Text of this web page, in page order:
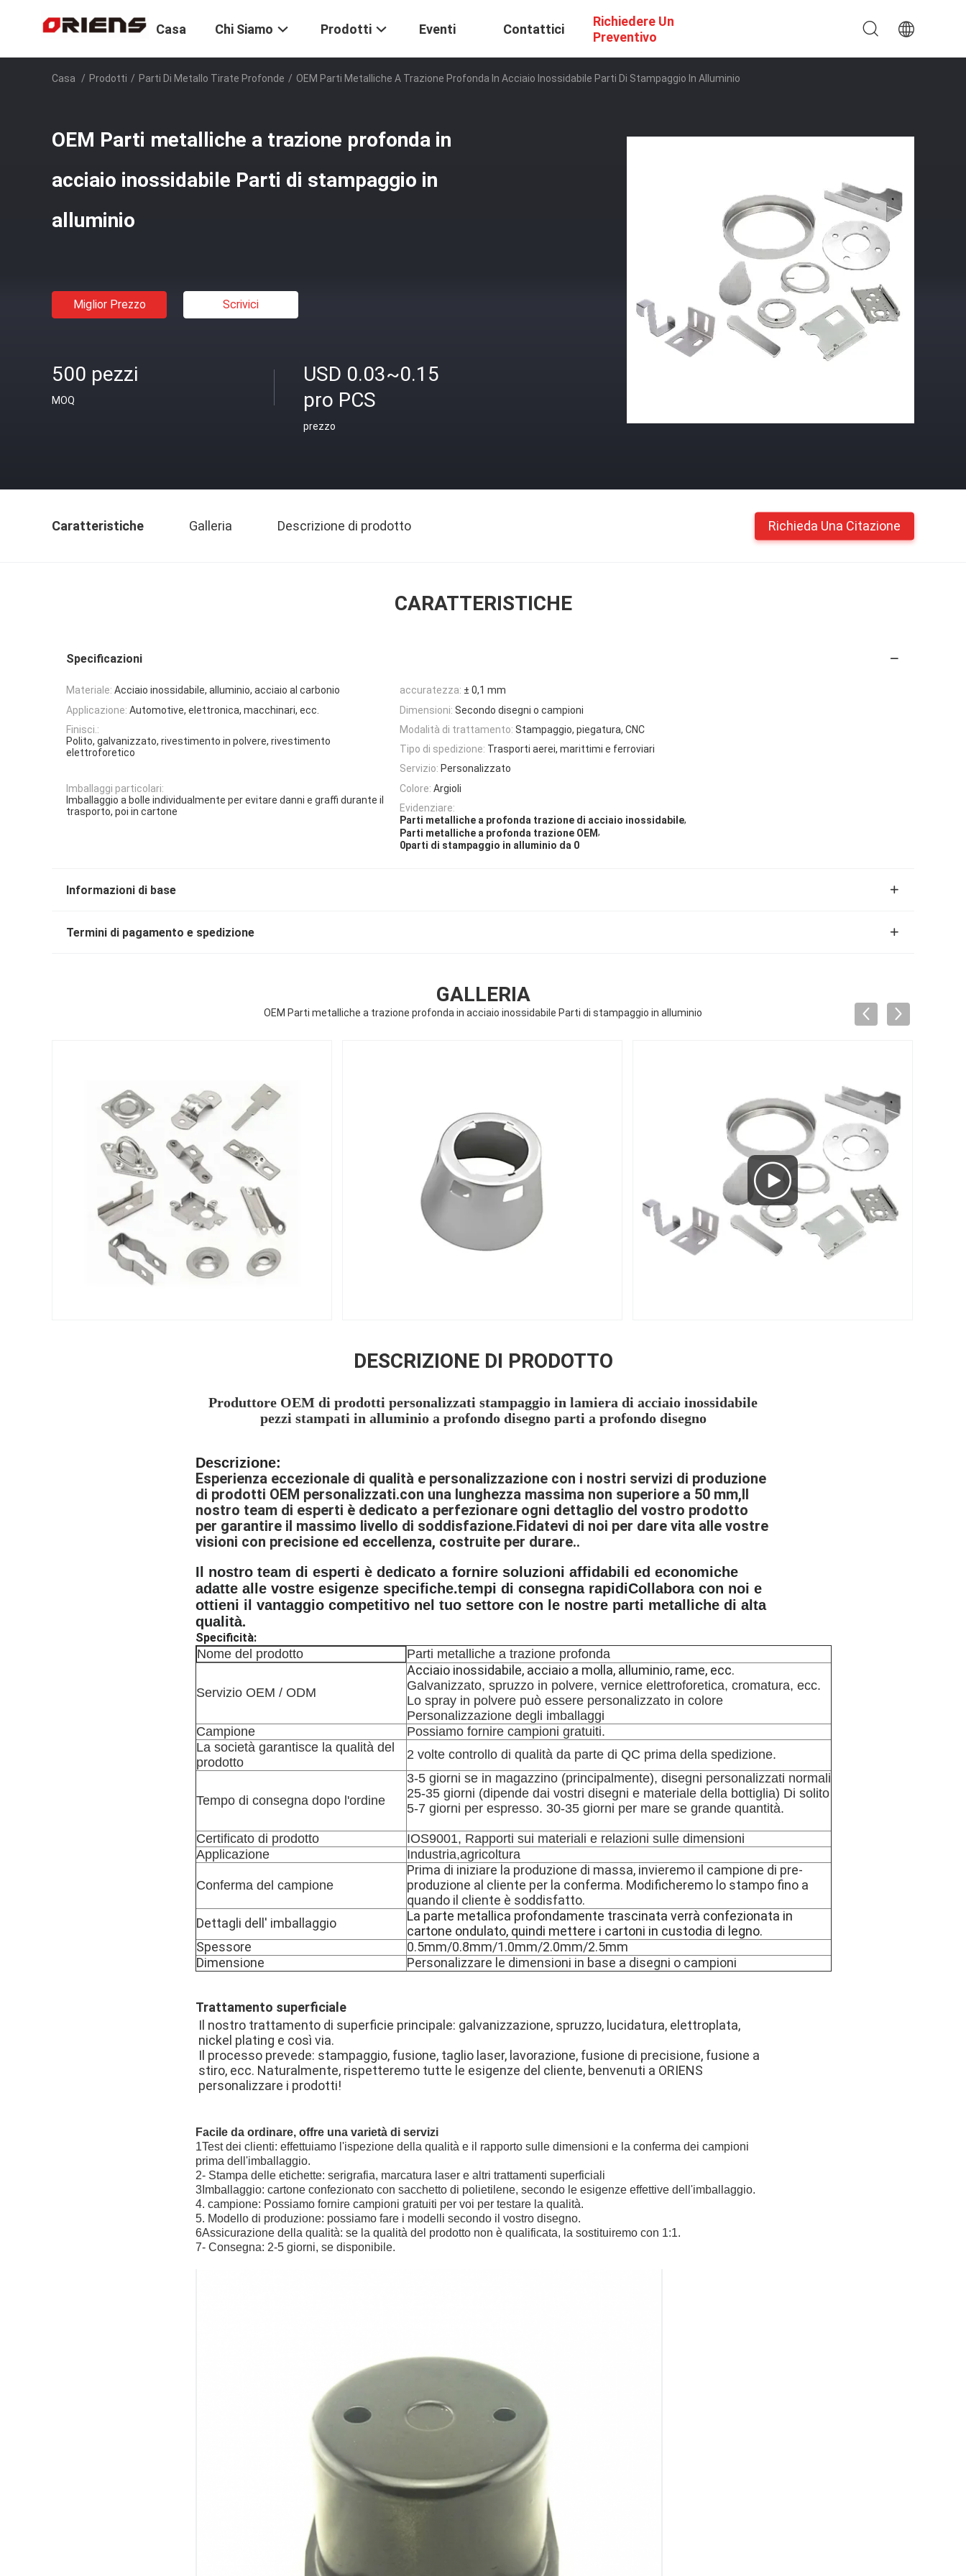
Casa Chi Siamo Prodotti Eventi Contattici
Richiedere Un
Preventivo
Casa / Prodotti / Parti Di Metallo Tirate Profonde / OEM Parti Metalliche A Trazione Profonda In Acciaio Inossidabile Parti Di Stampaggio In Alluminio
OEM Parti metalliche a trazione profonda in
acciaio inossidabile Parti di stampaggio in
alluminio
Miglior Prezzo Scrivici
500 pezzi
MOQ
USD 0.03~0.15
pro PCS
prezzo
Caratteristiche Galleria Descrizione di prodotto Richieda Una Citazione
CARATTERISTICHE
Specificazioni
Materiale: Acciaio inossidabile, alluminio, acciaio al carbonio accuratezza: ± 0,1 mm
Applicazione: Automotive, elettronica, macchinari, ecc. Dimensioni: Secondo disegni o campioni
Finisci.:
Polito, galvanizzato, rivestimento in polvere, rivestimento
elettroforetico
Modalità di trattamento: Stampaggio, piegatura, CNC
Tipo di spedizione: Trasporti aerei, marittimi e ferroviari
Servizio: Personalizzato
Imballaggi particolari:
Imballaggio a bolle individualmente per evitare danni e graffi durante il
trasporto, poi in cartone
Colore: Argioli
Evidenziare:
Parti metalliche a profonda trazione di acciaio inossidabile,
Parti metalliche a profonda trazione OEM,
0parti di stampaggio in alluminio da 0
Informazioni di base
Termini di pagamento e spedizione
GALLERIA
OEM Parti metalliche a trazione profonda in acciaio inossidabile Parti di stampaggio in alluminio
DESCRIZIONE DI PRODOTTO
Produttore OEM di prodotti personalizzati stampaggio in lamiera di acciaio inossidabile
pezzi stampati in alluminio a profondo disegno parti a profondo disegno
Descrizione:
Esperienza eccezionale di qualità e personalizzazione con i nostri servizi di produzione
di prodotti OEM personalizzati.con una lunghezza massima non superiore a 50 mm,Il
nostro team di esperti è dedicato a perfezionare ogni dettaglio del vostro prodotto
per garantire il massimo livello di soddisfazione.Fidatevi di noi per dare vita alle vostre
visioni con precisione ed eccellenza, costruite per durare..
Il nostro team di esperti è dedicato a fornire soluzioni affidabili ed economiche
adatte alle vostre esigenze specifiche.tempi di consegna rapidiCollabora con noi e
ottieni il vantaggio competitivo nel tuo settore con le nostre parti metalliche di alta
qualità.
Specificità:
Nome del prodotto Parti metalliche a trazione profonda
Servizio OEM / ODM
Acciaio inossidabile, acciaio a molla, alluminio, rame, ecc.
Galvanizzato, spruzzo in polvere, vernice elettroforetica, cromatura, ecc.
Lo spray in polvere può essere personalizzato in colore
Personalizzazione degli imballaggi
Campione
Possiamo fornire campioni gratuiti.
La società garantisce la qualità del
prodotto
2 volte controllo di qualità da parte di QC prima della spedizione.
Tempo di consegna dopo l'ordine
3-5 giorni se in magazzino (principalmente), disegni personalizzati normali
25-35 giorni (dipende dai vostri disegni e materiale della bottiglia) Di solito
5-7 giorni per espresso. 30-35 giorni per mare se grande quantità.
Certificato di prodotto
IOS9001, Rapporti sui materiali e relazioni sulle dimensioni
Applicazione
Industria,agricoltura
Conferma del campione
Prima di iniziare la produzione di massa, invieremo il campione di pre-
produzione al cliente per la conferma. Modificheremo lo stampo fino a
quando il cliente è soddisfatto.
Dettagli dell' imballaggio
La parte metallica profondamente trascinata verrà confezionata in
cartone ondulato, quindi mettere i cartoni in custodia di legno.
Spessore
0.5mm/0.8mm/1.0mm/2.0mm/2.5mm
Dimensione
Personalizzare le dimensioni in base a disegni o campioni
Trattamento superficiale
Il nostro trattamento di superficie principale: galvanizzazione, spruzzo, lucidatura, elettroplata,
nickel plating e così via.
Il processo prevede: stampaggio, fusione, taglio laser, lavorazione, fusione di precisione, fusione a
stiro, ecc. Naturalmente, rispetteremo tutte le esigenze del cliente, benvenuti a ORIENS
personalizzare i prodotti!
Facile da ordinare, offre una varietà di servizi
1Test dei clienti: effettuiamo l'ispezione della qualità e il rapporto sulle dimensioni e la conferma dei campioni
prima dell'imballaggio.
2- Stampa delle etichette: serigrafia, marcatura laser e altri trattamenti superficiali
3Imballaggio: cartone confezionato con sacchetto di polietilene, secondo le esigenze effettive dell'imballaggio.
4. campione: Possiamo fornire campioni gratuiti per voi per testare la qualità.
5. Modello di produzione: possiamo fare i modelli secondo il vostro disegno.
6Assicurazione della qualità: se la qualità del prodotto non è qualificata, la sostituiremo con 1:1.
7- Consegna: 2-5 giorni, se disponibile.